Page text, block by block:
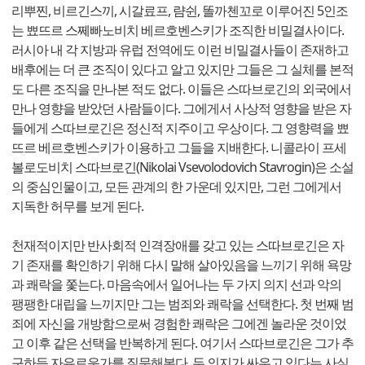
리뿌찐, 비르긴스끼, 시갈료프, 럄쉰, 똘까첸꼬로 이루어진 5인조
는 뾰뜨르 스쩨빠노비치 베르호벤스키가 조직한 비밀결사이다.
러시아 내 각 지방과 유럽 전역에도 이런 비밀결사들이 존재하고
배후에는 더 큰 조직이 있다고 알고 있지만 그들은 그 실체를 본적
도 다른 조직을 만나본 적도 없다. 이들은 스따브로긴의 외국에서
만나 영향을 받았던 사람들이다. 그에게서 사상적 영향을 받은 자
들에게 스따브로긴은 정신적 지주이고 우상이다. 그 영향력을 뾰
뜨르 베르호벤스키가 이용하고 그들을 지배한다. 니콜라이 프세
볼로도비치 스따브로긴(Nikolai Vsevolodovich Stavrogin)은 소설
의 중심인물이고, 모든 관계의 한 가운데 있지만, 그런 그에게서
지독한 허무를 보게 된다.
천재적이지만 반사회적 인격장애를 갖고 있는 스따브로긴은 자
기 존재를 확인하기 위해 다시 말해 살아있음을 느끼기 위해 욕망
과 쾌락을 쫓는다. 마음속에서 일어나는 두 가지 의지 선과 악의
팽팽한 대립을 느끼지만 그는 범죄와 쾌락을 선택한다. 첫 번째 범
죄에 자신을 개방함으로써 경험한 쾌락은 그에겐 놀라운 것이었
고 이후 같은 선택을 반복하게 된다. 여기서 스따브로긴은 그가 추